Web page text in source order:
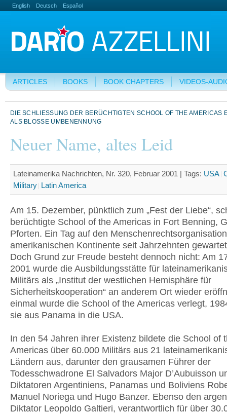
English Deutsch Español
ARTICLES BOOKS BOOK CHAPTERS VIDEOS-
DIE SCHLIESSUNG DER BERÜCHTIGTEN SCHOOL OF THE AMERICAS
LS BLOSSE UMBENENNUNG
Neuer Name, altes Leid
Lateinamerika Nachrichten, Nr. 320, Februar 2001 | Tags: USA
Military Latin America
Am 15. Dezember, pünktlich zum „Fest der Liebe“,
berüchtigte School of the Americas in Fort Benning,
Pforten. Ein Tag auf den
amerikanischen Kontinente seit Jahrzehnten
Doch Grund zur Freude besteht dennoch nicht: Am
2001 wurde die Ausbildungsstätte für
Militärs als „Institut der westlichen Hemisphäre für
Sicherheitskooperation“ an anderem Ort wieder
einmal wurde die School of the Americas verlegt,
sie aus Panama in die USA.
In den 54 Jahren ihrer Existenz bildete die School of
Americas über 60.000 Militärs aus 21
Ländern aus, darunter den grausamen Führer der
Todesschwadrone El Salvadors Major D’Aubuisson
Diktatoren Argentiniens, Panamas und Boliviens
Manuel Noriega und Hugo Banzer. Ebenso den
Diktator Leopoldo Galtieri, verantwortlich für über